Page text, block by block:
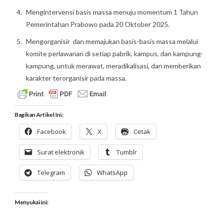
Mengintervensi basis massa menuju momentum 1 Tahun
Pemerintahan Prabowo pada 20 Oktober 2025.
Mengorganisir dan memajukan basis-basis massa melalui
komite perlawanan di setiap pabrik, kampus, dan kampung-
kampung, untuk merawat, meradikalisasi, dan memberikan
karakter terorganisir pada massa.
Bagikan Artikel Ini :
Facebook X Cetak
Surat elektronik Tumblr
Telegram WhatsApp
Menyukai ini: